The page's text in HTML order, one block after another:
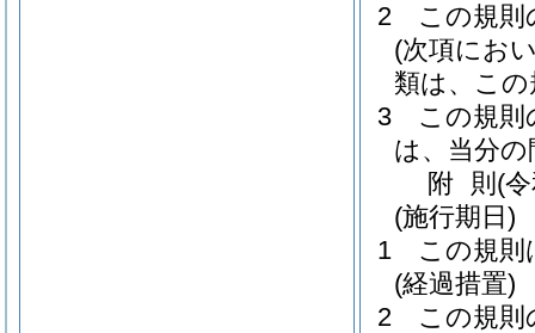
2
この規則
(次項にお
類は、こ
3
この規
は、当分
附 則 (
(施行期日)
1
この規則
(経過措置)
2
この規則